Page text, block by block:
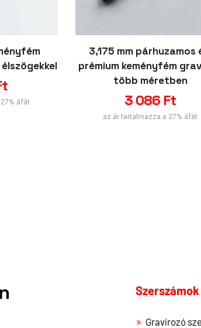
áfát
3,175 mm párhuzamos
prémium keményfém
több méretben
3 086 Ft
az ár tartalmazza a 27% áfát
Szerszámok
Gravírozó